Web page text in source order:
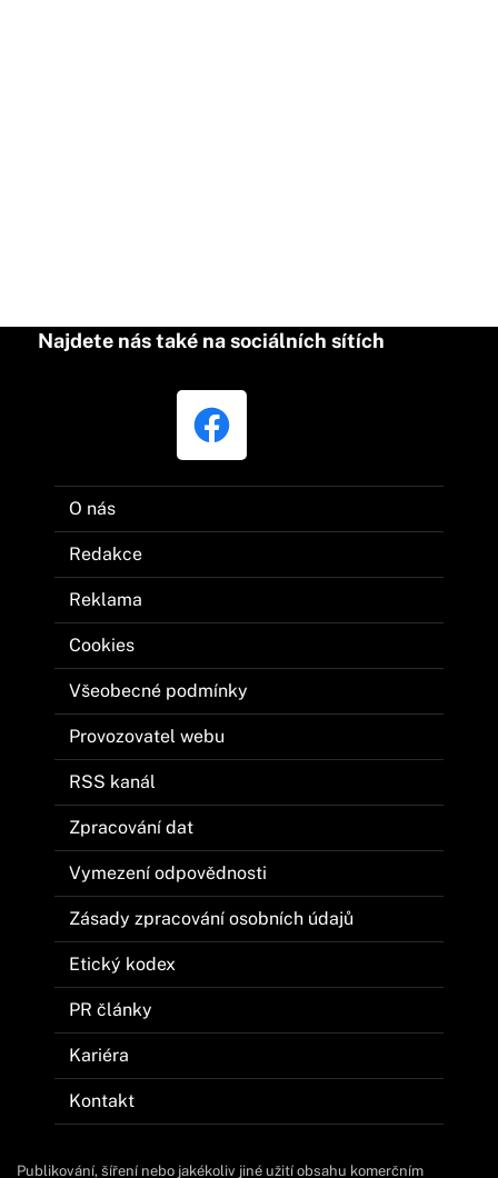
Najdete nás také na sociálních sítích
O nás
Redakce
Reklama
Cookies
Všeobecné podmínky
Provozovatel webu
RSS kanál
Zpracování dat
Vymezení odpovědnosti
Zásady zpracování osobních údajů
Etický kodex
PR články
Kariéra
Kontakt
Publikování, šíření nebo jakékoliv jiné užití obsahu komerčním